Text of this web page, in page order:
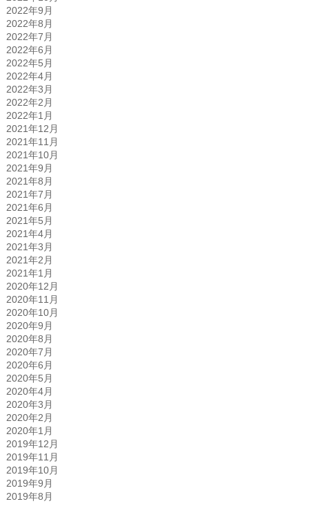
2022年9月
2022年8月
2022年7月
2022年6月
2022年5月
2022年4月
2022年3月
2022年2月
2022年1月
2021年12月
2021年11月
2021年10月
2021年9月
2021年8月
2021年7月
2021年6月
2021年5月
2021年4月
2021年3月
2021年2月
2021年1月
2020年12月
2020年11月
2020年10月
2020年9月
2020年8月
2020年7月
2020年6月
2020年5月
2020年4月
2020年3月
2020年2月
2020年1月
2019年12月
2019年11月
2019年10月
2019年9月
2019年8月